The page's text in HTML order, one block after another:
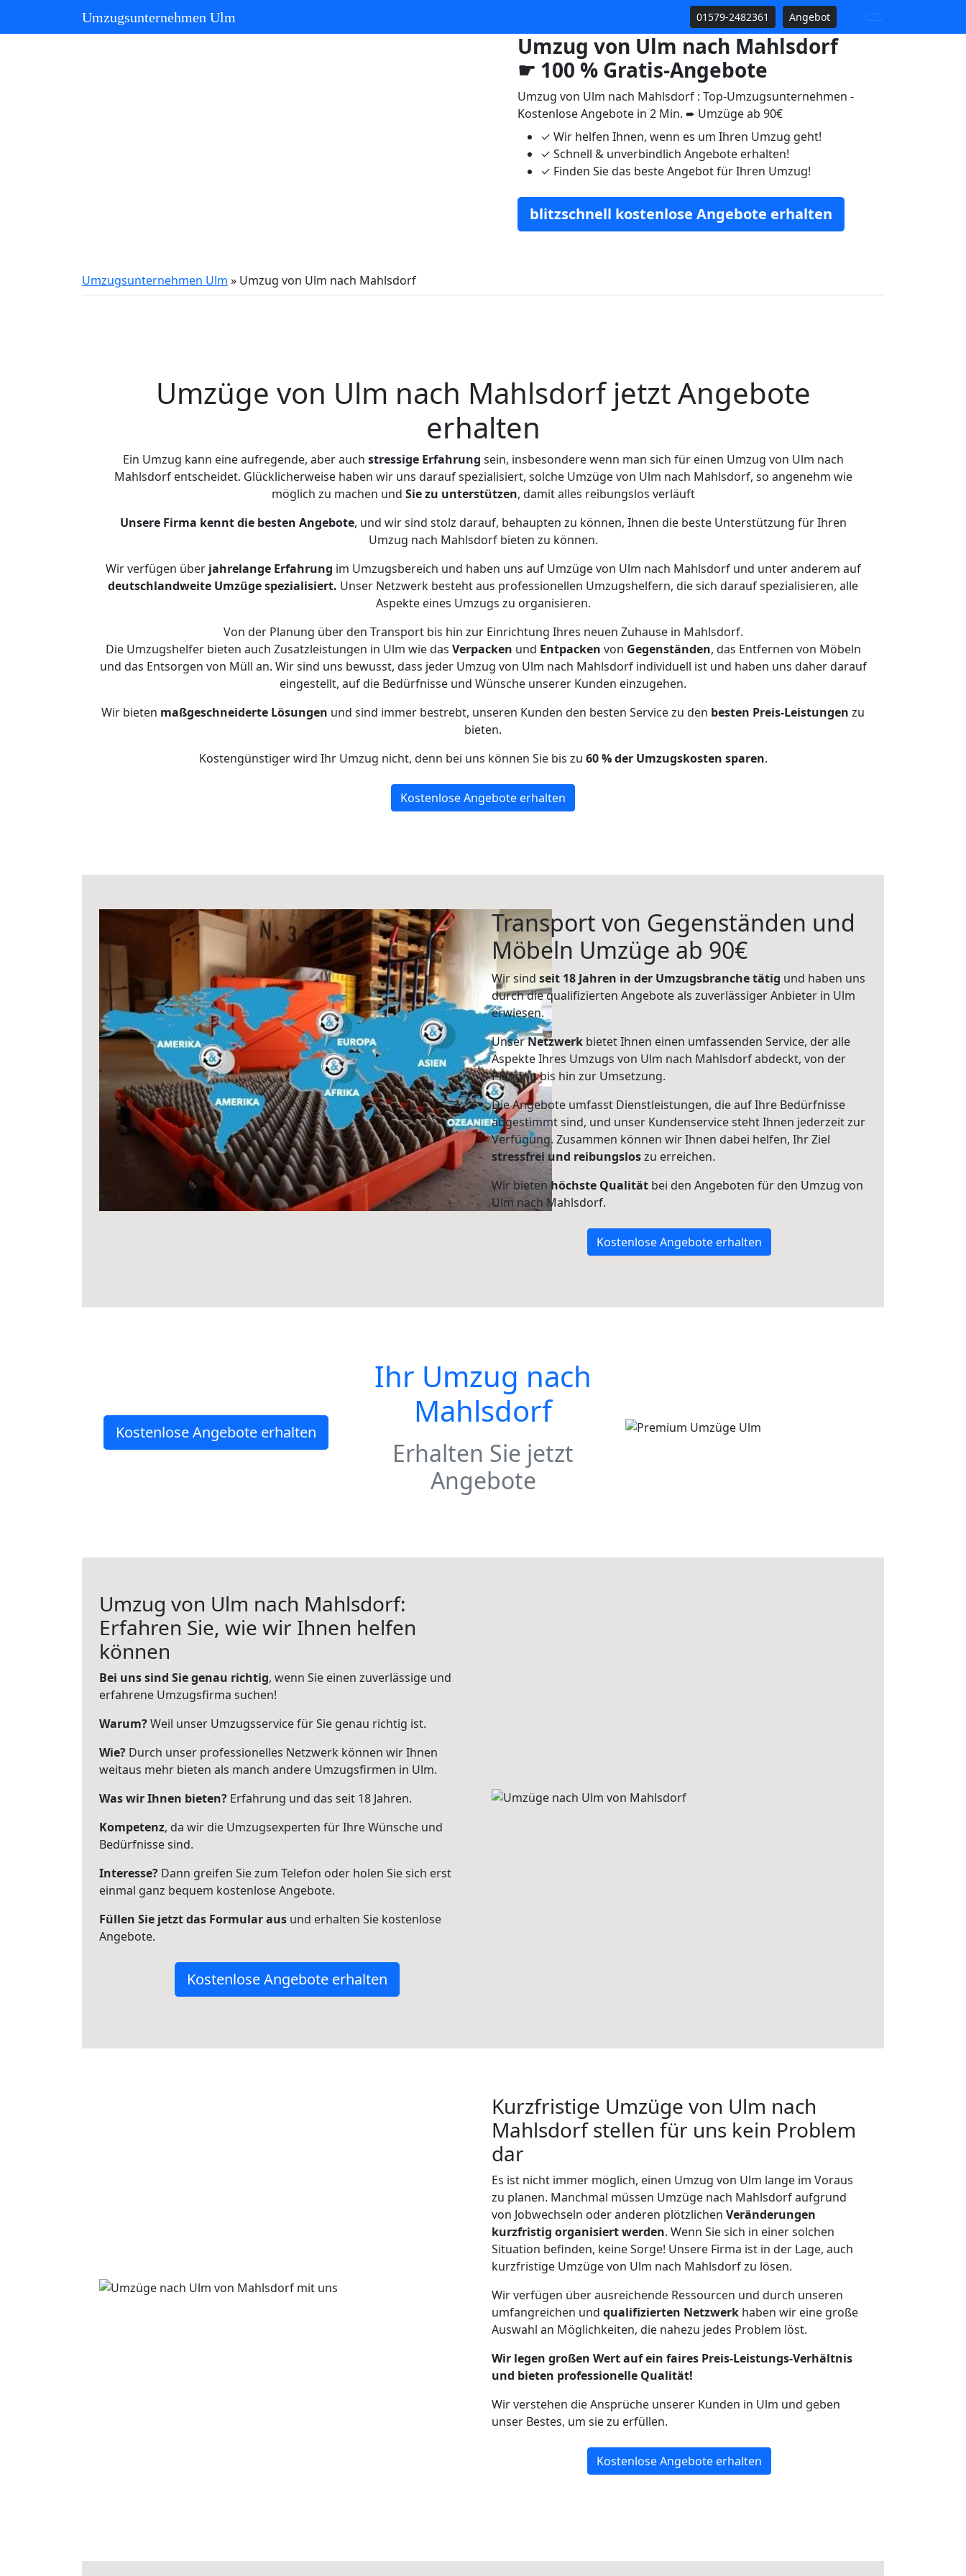
Umzugsunternehmen Ulm 01579-2482361 Angebot
Umzug von Ulm nach Mahlsdorf
☛ 100 % Gratis-Angebote
Umzug von Ulm nach Mahlsdorf : Top-Umzugsunternehmen -
Kostenlose Angebote in 2 Min. ➨ Umzüge ab 90€
✓ Wir helfen Ihnen, wenn es um Ihren Umzug geht!
✓ Schnell & unverbindlich Angebote erhalten!
✓ Finden Sie das beste Angebot für Ihren Umzug!
blitzschnell kostenlose Angebote erhalten
Umzugsunternehmen Ulm » Umzug von Ulm nach Mahlsdorf
Umzüge von Ulm nach Mahlsdorf jetzt Angebote
erhalten
Ein Umzug kann eine aufregende, aber auch stressige Erfahrung sein, insbesondere wenn man sich für einen Umzug von Ulm nach
Mahlsdorf entscheidet. Glücklicherweise haben wir uns darauf spezialisiert, solche Umzüge von Ulm nach Mahlsdorf, so angenehm wie
möglich zu machen und Sie zu unterstützen, damit alles reibungslos verläuft
Unsere Firma kennt die besten Angebote, und wir sind stolz darauf, behaupten zu können, Ihnen die beste Unterstützung für Ihren
Umzug nach Mahlsdorf bieten zu können.
Wir verfügen überjahrelange Erfahrung im Umzugsbereich und haben uns auf Umzüge von Ulm nach Mahlsdorf und unter anderem auf
deutschlandweite Umzüge spezialisiert. Unser Netzwerk besteht aus professionellen Umzugshelfern, die sich darauf spezialisieren, alle
Aspekte eines Umzugs zu organisieren.
Von der Planung über den Transport bis hin zur Einrichtung Ihres neuen Zuhause in Mahlsdorf.
Die Umzugshelfer bieten auch Zusatzleistungen in Ulm wie das Verpacken und Entpacken von Gegenständen, das Entfernen von Möbeln
und das Entsorgen von Müll an. Wir sind uns bewusst, dass jeder Umzug von Ulm nach Mahlsdorf individuell ist und haben uns daher darauf
eingestellt, auf die Bedürfnisse und Wünsche unserer Kunden einzugehen.
Wir bieten maßgeschneiderte Lösungen und sind immer bestrebt, unseren Kunden den besten Service zu den besten Preis-Leistungen zu
bieten.
Kostengünstiger wird Ihr Umzug nicht, denn bei uns können Sie bis zu 60 % der Umzugskosten sparen.
Kostenlose Angebote erhalten
Transport von Gegenständen und
Möbeln Umzüge ab 90€
Wir sind seit 18 Jahren in der Umzugsbranche tätig und haben uns
durch die qualifizierten Angebote als zuverlässiger Anbieter in Ulm
erwiesen.
UnserNetzwerk bietet Ihnen einen umfassenden Service, der alle
Aspekte Ihres Umzugs von Ulm nach Mahlsdorf abdeckt, von der
Planung bis hin zur Umsetzung.
Die Angebote umfasst Dienstleistungen, die auf Ihre Bedürfnisse
abgestimmt sind, und unser Kundenservice steht Ihnen jederzeit zur
Verfügung. Zusammen können wir Ihnen dabei helfen, Ihr Ziel
stressfrei und reibungsloszu erreichen.
Wir bieten höchste Qualität bei den Angeboten für den Umzug von
Ulm nach Mahlsdorf.
Kostenlose Angebote erhalten
Kostenlose Angebote erhalten
Ihr Umzug nach
Mahlsdorf
Erhalten Sie jetzt
Angebote
Umzug von Ulm nach Mahlsdorf:
Erfahren Sie, wie wir Ihnen helfen
können
Bei uns sind Sie genau richtig, wenn Sie einen zuverlässige und
erfahrene Umzugsfirma suchen!
Warum?Weil unser Umzugsservice für Sie genau richtig ist.
Wie? Durch unser professionelles Netzwerk können wir Ihnen
weitaus mehr bieten als manch andere Umzugsfirmen in Ulm.
Was wir Ihnen bieten? Erfahrung und das seit 18 Jahren.
Kompetenz, da wir die Umzugsexperten für Ihre Wünsche und
Bedürfnisse sind.
Interesse? Dann greifen Sie zum Telefon oder holen Sie sich erst
einmal ganz bequem kostenlose Angebote.
Füllen Sie jetzt das Formular aus und erhalten Sie kostenlose
Angebote.
Kostenlose Angebote erhalten
Kurzfristige Umzüge von Ulm nach
Mahlsdorf stellen für uns kein Problem
dar
Es ist nicht immer möglich, einen Umzug von Ulm lange im Voraus
zu planen. Manchmal müssen Umzüge nach Mahlsdorf aufgrund
von Jobwechseln oder anderen plötzlichen Veränderungen
kurzfristig organisiert werden. Wenn Sie sich in einer solchen
Situation befinden, keine Sorge! Unsere Firma ist in der Lage, auch
kurzfristige Umzüge von Ulm nach Mahlsdorf zu lösen.
Wir verfügen über ausreichende Ressourcen und durch unseren
umfangreichen und qualifizierten Netzwerk haben wir eine große
Auswahl an Möglichkeiten, die nahezu jedes Problem löst.
Wir legen großen Wert auf ein faires Preis-Leistungs-Verhältnis
und bieten professionelle Qualität!
Wir verstehen die Ansprüche unserer Kunden in Ulm und geben
unser Bestes, um sie zu erfüllen.
Kostenlose Angebote erhalten